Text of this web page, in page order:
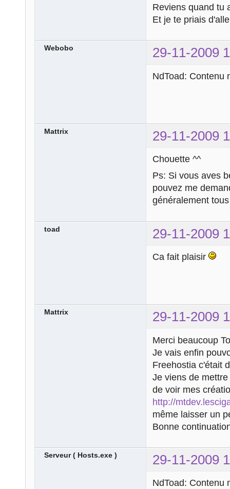
Reviens quand tu
Et je te priais
Webobo 29-11-2009
NdToad: Contenu
Mattrix 29-11-2009
Chouette ^^
Ps: Si vous aves
pouvez me
généralement
toad 29-11-2009
Ca fait plaisir
Mattrix 29-11-2009
Merci beaucoup
Je vais enfin
Freehostia c'était
Je viens de
de voir mes
http://
même laisser un
Bonne
Serveur ( Hosts.exe ) 29-11-2009
NdToad: Contenu